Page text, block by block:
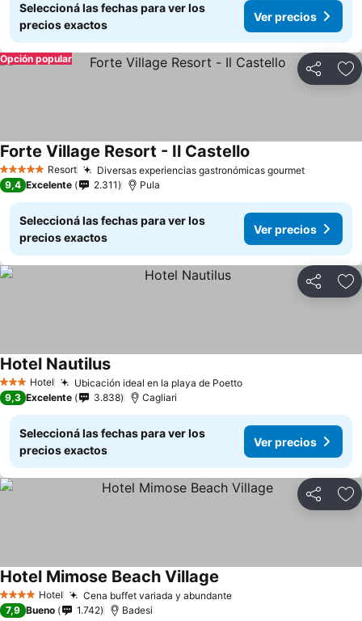
Seleccioná las fechas para ver los
precios exactos
Ver precios
Compartir
Opción popular
5 Estrellas Resort Diversas experiencias gastronómicas gourmet
Forte Village Resort - Il Castello
9,4 Excelente 2.311 Pula
Seleccioná las fechas para ver los
precios exactos
Ver precios
Compartir
3 Estrellas
Hotel Ubicación ideal en la playa de Poetto
Hotel Nautilus
9,3 Excelente 3.838 Cagliari
Seleccioná las fechas para ver los
precios exactos
Ver precios
Compartir
4 EstrellasHotel Cena buffet variada y abundante
Hotel Mimose Beach Village
7,9 Bueno 1.742 Badesi